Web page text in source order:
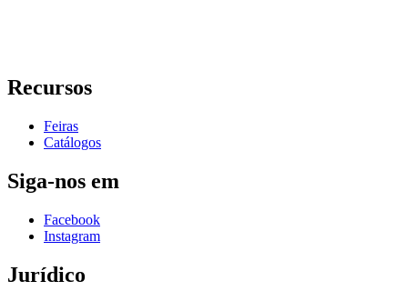
Recursos
Feiras
Catálogos
Siga-nos em
Facebook
Instagram
Jurídico